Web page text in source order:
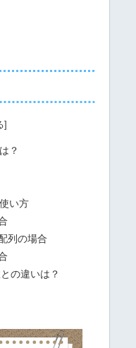
？
い方
列の場合
の違いは？